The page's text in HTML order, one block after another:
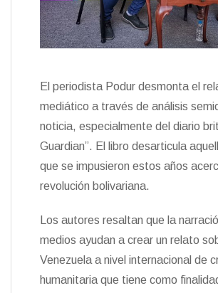
El periodista Podur desmonta el
mediático a través de análisis
noticia, especialmente del diario
Guardian”. El libro desarticula
que se impusieron estos años
revolución bolivariana.
Los autores resaltan que la
medios ayudan a crear un relato
Venezuela a nivel internacional de
humanitaria que tiene como